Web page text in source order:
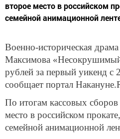
второе место в российском
семейной анимационной
Военно-историческая
Максимова
рублей за первый уикенд с
сообщает портал
По итогам кассовых
место в российском
семейной анимационной